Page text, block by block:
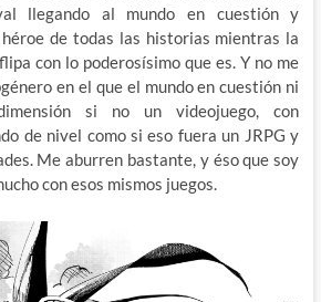
llegando al mundo en cuestión y
de todas las historias mientras la
con lo poderosísimo que es. Y no me
en el que el mundo en cuestión ni
si no un videojuego, con
de nivel como si eso fuera un JRPG y
Me aburren bastante, y éso que soy
con esos mismos juegos.